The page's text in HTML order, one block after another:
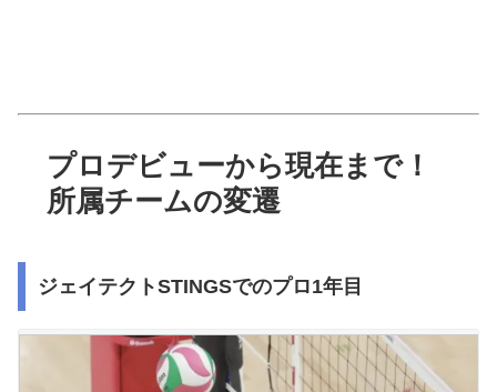
プロデビューから現在まで！
所属チームの変遷
ジェイテクトSTINGSでのプロ1年目